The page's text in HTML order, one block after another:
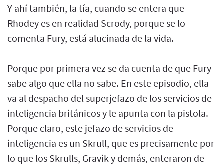
Y ahí también, la tía, cuando se entera que
Rhodey es en realidad Scrody, porque se lo
comenta Fury, está alucinada de la vida.
Porque por primera vez se da cuenta de que Fury
sabe algo que ella no sabe. En este episodio, ella
va al despacho del superjefazo de los servicios de
inteligencia británicos y le apunta con la pistola.
Porque claro, este jefazo de servicios de
inteligencia es un Skrull, que es precisamente por
lo que los Skrulls, Gravik y demás, enteraron de